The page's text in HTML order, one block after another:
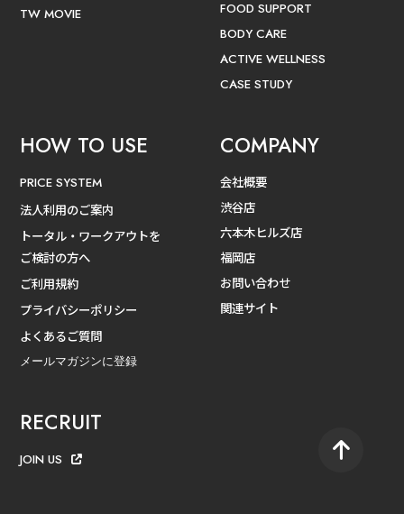
TW MOVIE
FOOD SUPPORT
BODY CARE
ACTIVE WELLNESS
CASE STUDY
HOW TO USE
PRICE SYSTEM
法人利用のご案内
トータル・ワークアウトを
ご検討の方へ
ご利用規約
プライバシーポリシー
よくあるご質問
メールマガジンに登録
COMPANY
会社概要
渋谷店
六本木ヒルズ店
福岡店
お問い合わせ
関連サイト
RECRUIT
JOIN US